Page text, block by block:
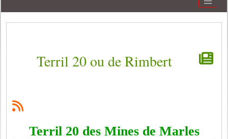
Terril 20 ou de Rimbert
Terril 20 des Mines de Marles